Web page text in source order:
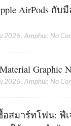
AirPods กับ
2026 , Amphur, No
Graphic
2026 , Amphur, No
สมาร์ทโฟน: ฟีเ